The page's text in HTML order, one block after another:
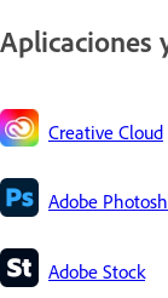
Aplicaciones
Creative Cloud
Adobe
Adobe Stock